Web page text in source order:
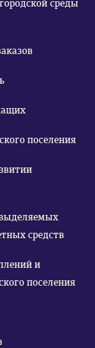
поселения
средств
и
поселения